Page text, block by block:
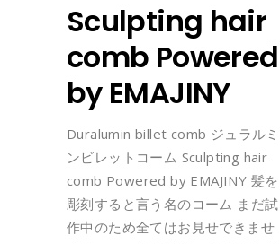
Sculpting hair
comb Powered
by EMAJINY
Duralumin billet comb ジュラルミ
ンビレットコーム Sculpting hair
comb Powered by EMAJINY 髪を
彫刻すると言う名のコーム まだ試
作中のため全てはお見せできませ